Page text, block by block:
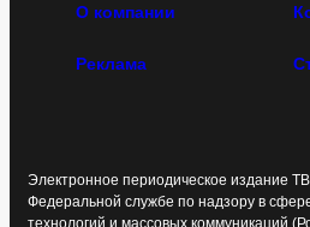
О компании
Реклама
Электронное периодическое издание
Федеральной службе по надзору в
технологий и массовых коммуникаций